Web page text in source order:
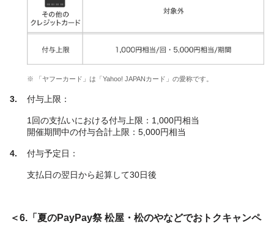
※ 「ヤフーカード」は「Yahoo! JAPANカード」の愛称です。
付与上限：
1回の支払いにおける付与上限：1,000円相当
開催期間中の付与合計上限：5,000円相当
付与予定日：
支払日の翌日から起算して30日後
＜6.「夏のPayPay祭 松屋・松のやなどでおトクキャンペ